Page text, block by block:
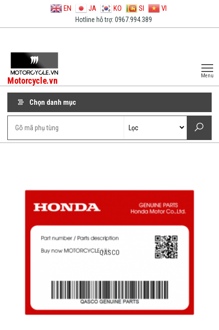
EN JA KO SI VI
Hotline hỗ trợ: 0967.994.389
Motorcycle.vn Menu
Chọn danh mục
QASCO